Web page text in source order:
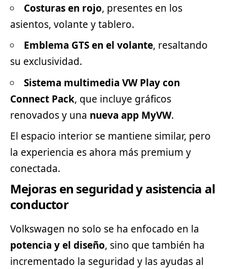
Costuras en rojo, presentes en los
asientos, volante y tablero.
Emblema GTS en el volante, resaltando
su exclusividad.
Sistema multimedia VW Play con
Connect Pack, que incluye gráficos
renovados y una nueva app MyVW.
El espacio interior se mantiene similar, pero
la experiencia es ahora más premium y
conectada.
Mejoras en seguridad y asistencia al
conductor
Volkswagen no solo se ha enfocado en la
potencia y el diseño, sino que también ha
incrementado la seguridad y las ayudas al